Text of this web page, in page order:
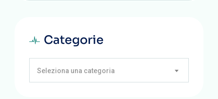
Categorie
Seleziona una categoria